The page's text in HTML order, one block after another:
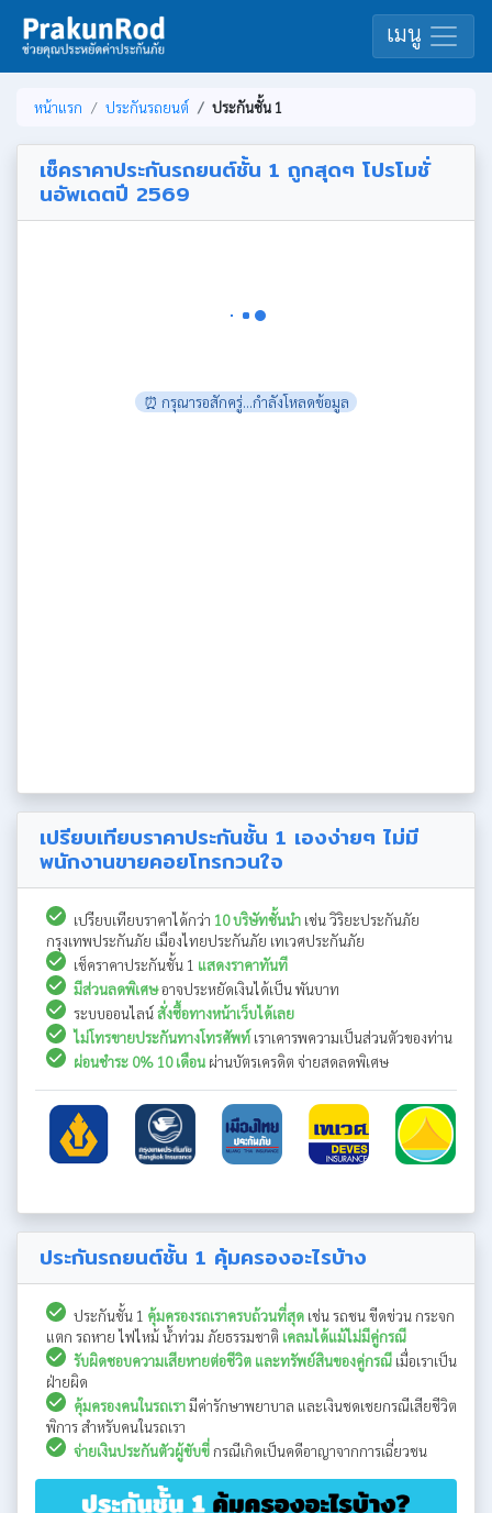
เมนู
หน้าแรก ประกันรถยนต์ ประกันชั้น 1
เช็คราคาประกันรถยนต์ชั้น 1 ถูกสุดๆ โปรโมชั่
นอัพเดตปี 2569
⏰ กรุณารอสักครู่...กำลังโหลดข้อมูล
เปรียบเทียบราคาประกันชั้น 1 เองง่ายๆ ไม่มี
พนักงานขายคอยโทรกวนใจ
เปรียบเทียบราคาได้กว่า 10 บริษัทชั้นนำ เช่น วิริยะประกันภัย
กรุงเทพประกันภัย เมืองไทยประกันภัย เทเวศประกันภัย
เช็คราคาประกันชั้น 1 แสดงราคาทันที
มีส่วนลดพิเศษอาจประหยัดเงินได้เป็น พันบาท
ระบบออนไลน์สั่งซื้อทางหน้าเว็บได้เลย
ไม่โทรขายประกันทางโทรศัพท์ เราเคารพความเป็นส่วนตัวของท่าน
ผ่อนชำระ 0% 10 เดือน ผ่านบัตรเครดิต จ่ายสดลดพิเศษ
ประกันรถยนต์ชั้น 1 คุ้มครองอะไรบ้าง
ประกันชั้น 1 คุ้มครองรถเราครบถ้วนที่สุด เช่น รถชน ขีดข่วน กระจก
แตก รถหาย ไฟไหม้ น้ำท่วม ภัยธรรมชาติ เคลมได้แม้ไม่มีคู่กรณี
รับผิดชอบความเสียหายต่อชีวิต และทรัพย์สินของคู่กรณี เมื่อเราเป็น
ฝ่ายผิด
คุ้มครองคนในรถเรามีค่ารักษาพยาบาล และเงินชดเชยกรณีเสียชีวิต
พิการ สำหรับคนในรถเรา
จ่ายเงินประกันตัวผู้ขับขี่กรณีเกิดเป็นคดีอาญาจากการเฉี่ยวชน